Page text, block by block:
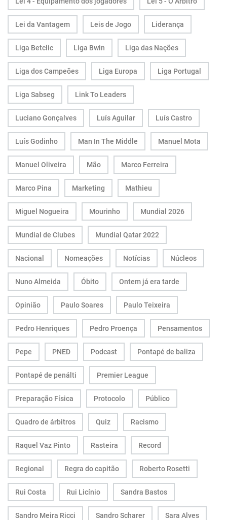
Lei da Vantagem Leis de Jogo Liderança
Liga Betclic Liga Bwin Liga das Nações
Liga dos Campeões Liga Europa Liga Portugal
Liga Sabseg Link To Leaders
Luciano Gonçalves Luís Aguilar Luís Castro
Luís Godinho Man In The Middle Manuel Mota
Manuel Oliveira Mão Marco Ferreira
Marco Pina Marketing Mathieu
Miguel Nogueira Mourinho Mundial 2026
Mundial de Clubes Mundial Qatar 2022
Nacional Nomeações Notícias Núcleos
Nuno Almeida Óbito Ontem já era tarde
Opinião Paulo Soares Paulo Teixeira
Pedro Henriques Pedro Proença Pensamentos
Pepe PNED Podcast Pontapé de baliza
Pontapé de penálti Premier League
Preparação Física Protocolo Público
Quadro de árbitros Quiz Racismo
Raquel Vaz Pinto Rasteira Record
Regional Regra do capitão Roberto Rosetti
Rui Costa Rui Licínio Sandra Bastos
Sandro Meira Ricci Sandro Scharer Sara Alves